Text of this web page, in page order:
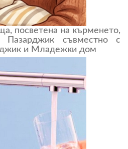
посветена на кърменето,
Пазарджик съвместно с
и Младежки дом